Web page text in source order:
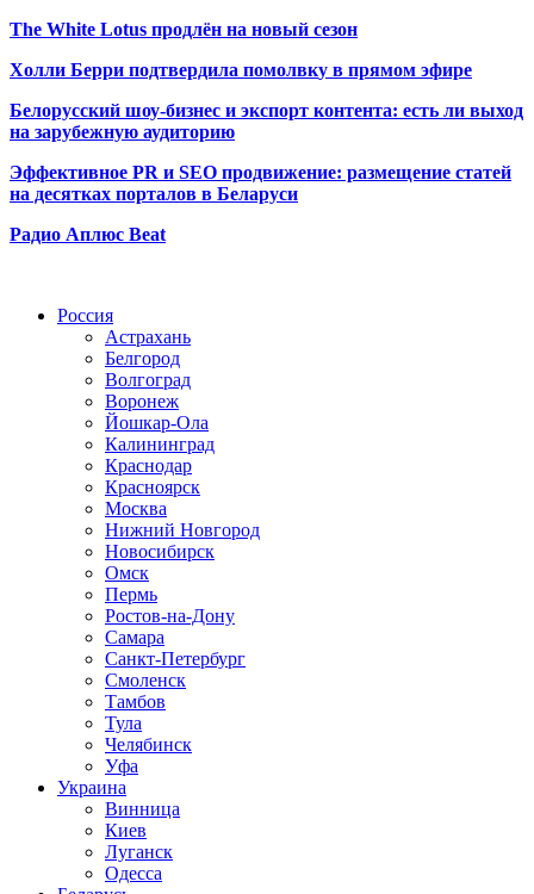
The White Lotus продлён на новый сезон
Холли Берри подтвердила помолвку в прямом эфире
Белорусский шоу-бизнес и экспорт контента: есть ли выход
на зарубежную аудиторию
Эффективное PR и SEO продвижение: размещение статей
на десятках порталов в Беларуси
Радио Аплюс Beat
Россия
Астрахань
Белгород
Волгоград
Воронеж
Йошкар-Ола
Калининград
Краснодар
Красноярск
Москва
Нижний Новгород
Новосибирск
Омск
Пермь
Ростов-на-Дону
Самара
Санкт-Петербург
Смоленск
Тамбов
Тула
Челябинск
Уфа
Украина
Винница
Киев
Луганск
Одесса